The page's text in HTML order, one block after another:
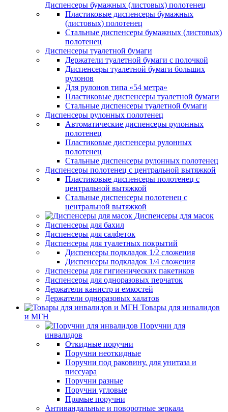
Диспенсеры бумажных (листовых) полотенец
Пластиковые диспенсеры бумажных
(листовых) полотенец
Стальные диспенсеры бумажных (листовых)
полотенец
Диспенсеры туалетной бумаги
Держатели туалетной бумаги с полочкой
Диспенсеры туалетной бумаги больших
рулонов
Для рулонов типа «54 метра»
Пластиковые диспенсеры туалетной бумаги
Стальные диспенсеры туалетной бумаги
Диспенсеры рулонных полотенец
Автоматические диспенсеры рулонных
полотенец
Пластиковые диспенсеры рулонных
полотенец
Стальные диспенсеры рулонных полотенец
Диспенсеры полотенец с центральной вытяжкой
Пластиковые диспенсеры полотенец с
центральной вытяжкой
Стальные диспенсеры полотенец с
центральной вытяжкой
Диспенсеры для масок
Диспенсеры для бахил
Диспенсеры для салфеток
Диспенсеры для туалетных покрытий
Диспенсеры подкладок 1/2 сложения
Диспенсеры подкладок 1/4 сложения
Диспенсеры для гигиенических пакетиков
Диспенсеры для одноразовых перчаток
Держатели канистр и емкостей
Держатели одноразовых халатов
Товары для инвалидов
и МГН
Поручни для
инвалидов
Откидные поручни
Поручни неоткидные
Поручни под раковину, для унитаза и
писсуара
Поручни разные
Поручни угловые
Прямые поручни
Антивандальные и поворотные зеркала